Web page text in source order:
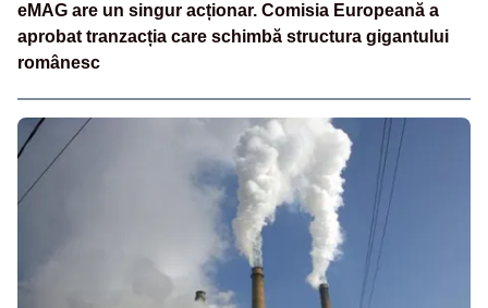
eMAG are un singur acționar. Comisia Europeană a
aprobat tranzacția care schimbă structura gigantului
românesc